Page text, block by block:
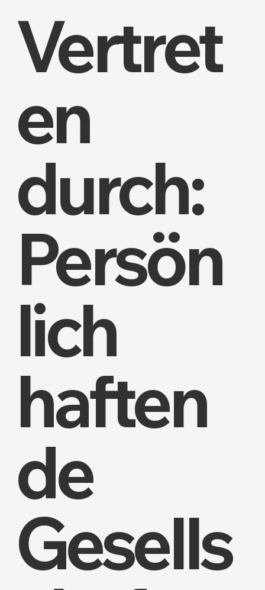
Vertret
en
durch:
Persön
lich
haften
de
Gesells